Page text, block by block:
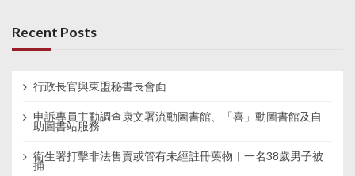
Recent Posts
行政長官與東盟秘書長會面
申訴專員主動調查康文署流動圖書館、「喜」動圖書館及自
助圖書站服務
衞生署打擊非法售賣或管有未經註冊藥物︱一名38歲男子被
捕